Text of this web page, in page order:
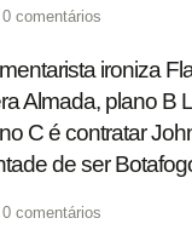
0 comentários
ironiza
Almada, plano B
C é contratar
de ser
0 comentários